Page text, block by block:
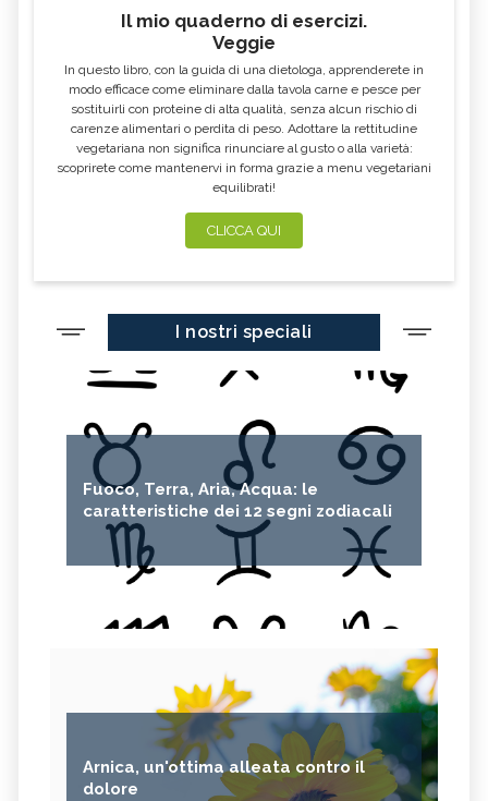
Il mio quaderno di esercizi.
Veggie
In questo libro, con la guida di una dietologa, apprenderete in
modo efficace come eliminare dalla tavola carne e pesce per
sostituirli con proteine di alta qualità, senza alcun rischio di
carenze alimentari o perdita di peso. Adottare la rettitudine
vegetariana non significa rinunciare al gusto o alla varietà:
scoprirete come mantenervi in forma grazie a menu vegetariani
equilibrati!
CLICCA QUI
I nostri speciali
Fuoco, Terra, Aria, Acqua: le
caratteristiche dei 12 segni zodiacali
Arnica, un'ottima alleata contro il
dolore